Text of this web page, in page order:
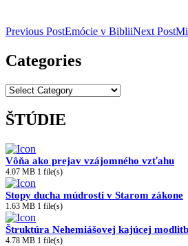
Post
navigation
Previous PostEmócie v BibliiNext Post
Categories
Categories
ŠTÚDIE
Vôňa ako prejav vzájomného vzťahu
4.07 MB 1 file(s)
Stopy ducha múdrosti v Starom zákone
1.63 MB 1 file(s)
Štruktúra Nehemiášovej kajúcej
4.78 MB 1 file(s)